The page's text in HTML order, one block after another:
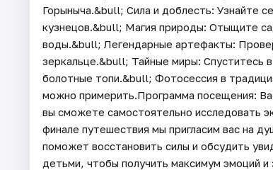
Горыныча.&bull; Сила и доблесть: Узнайте
кузнецов.&bull; Магия природы: Отыщите
воды.&bull; Легендарные артефакты:
зеркальце.&bull; Тайные миры: Спуститесь
болотные топи.&bull; Фотосессия в
можно примерить.Программа посещения:
вы сможете самостоятельно исследовать
финале путешествия мы пригласим вас на
поможет восстановить силы и обсудить
детьми, чтобы получить максимум эмоций